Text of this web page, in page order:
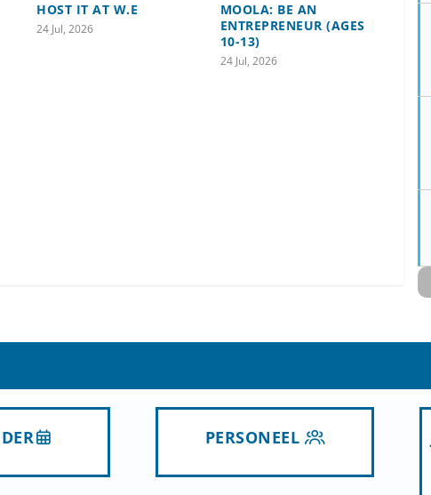
HOST IT AT W.E
24 Jul, 2026
MOOLA: BE AN
ENTREPRENEUR (AGES
10-13)
24 Jul, 2026
PERSONEEL